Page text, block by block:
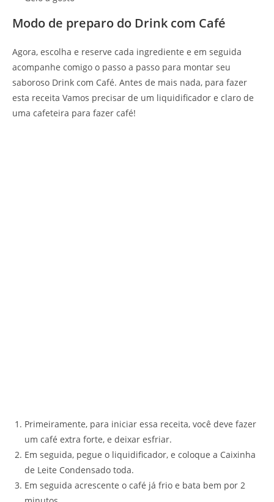
Modo de preparo do Drink com Café
Agora, escolha e reserve cada ingrediente e em seguida
acompanhe comigo o passo a passo para montar seu
saboroso Drink com Café. Antes de mais nada, para fazer
esta receita Vamos precisar de um liquidificador e claro de
uma cafeteira para fazer café!
Primeiramente, para iniciar essa receita, você deve fazer
um café extra forte, e deixar esfriar.
Em seguida, pegue o liquidificador, e coloque a Caixinha
de Leite Condensado toda.
Em seguida acrescente o café já frio e bata bem por 2